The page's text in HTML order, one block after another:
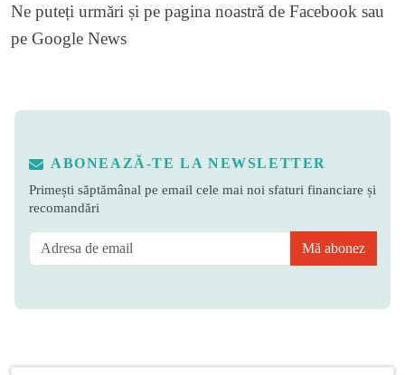
Ne puteți urmări și pe pagina noastră de Facebook sau
pe Google News
ABONEAZĂ-TE LA NEWSLETTER
Primești săptămânal pe email cele mai noi sfaturi financiare și
recomandări
Mă abonez